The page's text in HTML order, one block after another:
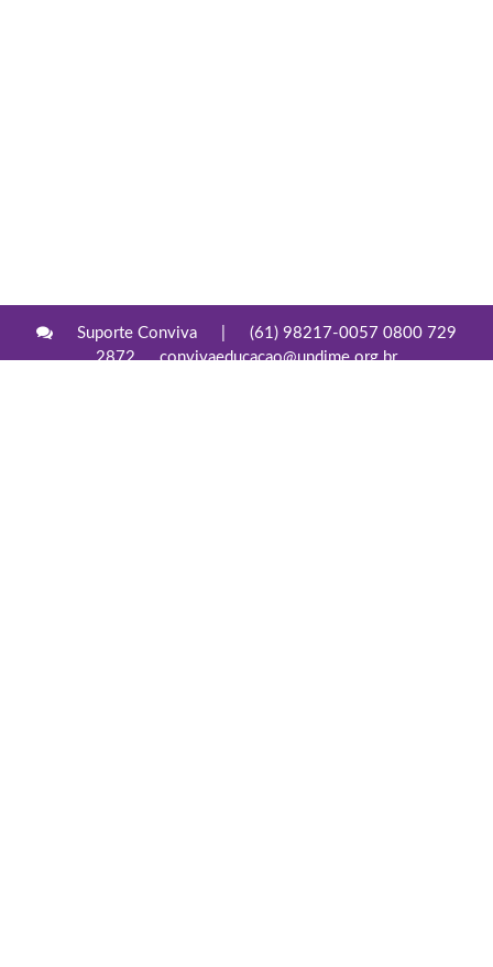
Suporte Conviva
(61) 98217-0057 0800 729
2872
convivaeducacao@undime.org.br